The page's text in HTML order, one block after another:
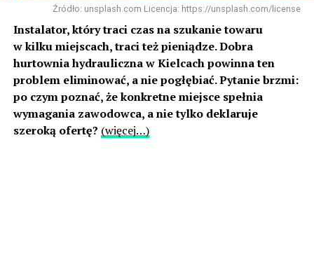
Źródło: unsplash.com Licencja: https://unsplash.com/license
Instalator, który traci czas na szukanie towaru
w kilku miejscach, traci też pieniądze. Dobra
hurtownia hydrauliczna w Kielcach powinna ten
problem eliminować, a nie pogłębiać. Pytanie brzmi:
po czym poznać, że konkretne miejsce spełnia
wymagania zawodowca, a nie tylko deklaruje
szeroką ofertę? (więcej…)